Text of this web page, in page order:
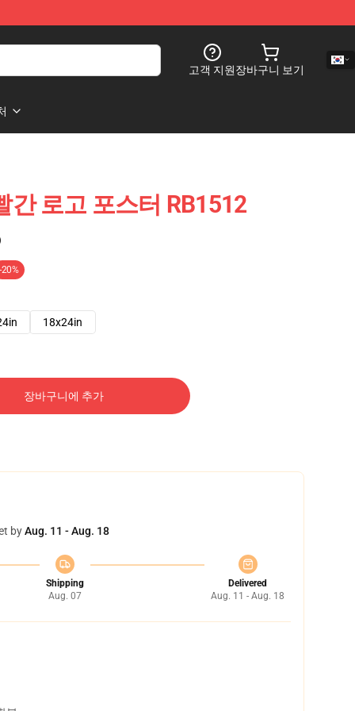
고객 지원장바구니 보기
간 로고 포스터 RB1512
-20%
18x24in
장바구니에 추가
byAug. 11 - Aug. 18
Shipping
Aug. 07
Delivered
Aug. 11 - Aug. 18